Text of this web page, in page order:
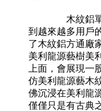
木紋鋁單板
到越來越多用戶
了木紋鋁方通廠
美利龍源藝樹美
上面，會展現一
仿美利龍源藝木
佛沉浸在美利龍
僅僅只是有古典